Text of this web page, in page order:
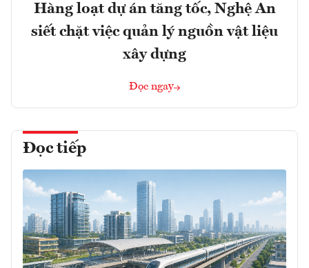
Hàng loạt dự án tăng tốc, Nghệ An
siết chặt việc quản lý nguồn vật liệu
xây dựng
Đọc ngay
Đọc tiếp